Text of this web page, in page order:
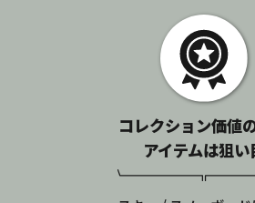
コレクション価値
アイテムは狙い